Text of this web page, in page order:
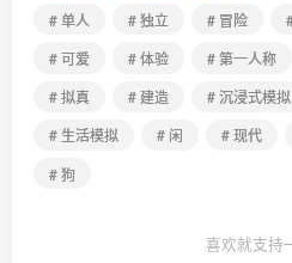
# 单人
# 独立 # 冒险
# 可爱
# 体验 # 第一人称
# 拟真
# 建造 # 沉浸式模拟
# 生活模拟
# 闲 # 现代
# 狗
喜欢就支持